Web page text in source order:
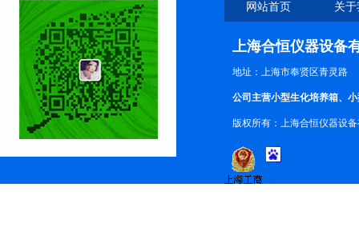
网站首页 关
上海合恒仪器设备
地址：上海市奉贤区青灵路
公司主营小型生化培养箱、
版权所有：上海合恒仪器设